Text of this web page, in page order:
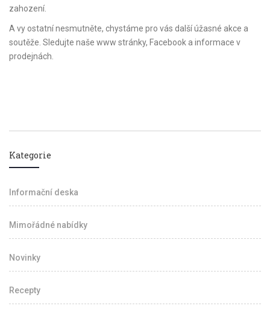
zahození.
A vy ostatní nesmutněte, chystáme pro vás další úžasné akce a
soutěže. Sledujte naše www stránky, Facebook a informace v
prodejnách.
Kategorie
Informační deska
Mimořádné nabídky
Novinky
Recepty